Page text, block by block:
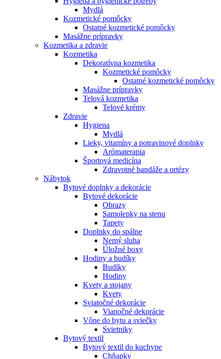
Mydlá
Kozmetické pomôcky
Ostatné kozmetické pomôcky
Masážne prípravky
Kozmetika a zdravie
Kozmetika
Dekoratívna kozmetika
Kozmetické pomôcky
Ostatné kozmetické pomôcky
Masážne prípravky
Telová kozmetika
Telové krémy
Zdravie
Hygiena
Mydlá
Lieky, vitamíny a potravinové doplnky
Arómaterapia
Športová medicína
Zdravotné bandáže a ortézy
Nábytok
Bytové doplnky a dekorácie
Bytové dekorácie
Obrazy
Samolepky na stenu
Tapety
Doplnky do spálne
Nemý sluha
Úložné boxy
Hodiny a budíky
Budíky
Hodiny
Kvety a stojany
Kvety
Sviatočné dekorácie
Vianočné dekorácie
Vône do bytu a sviečky
Svietniky
Bytový textil
Bytový textil do kuchyne
Chňapky